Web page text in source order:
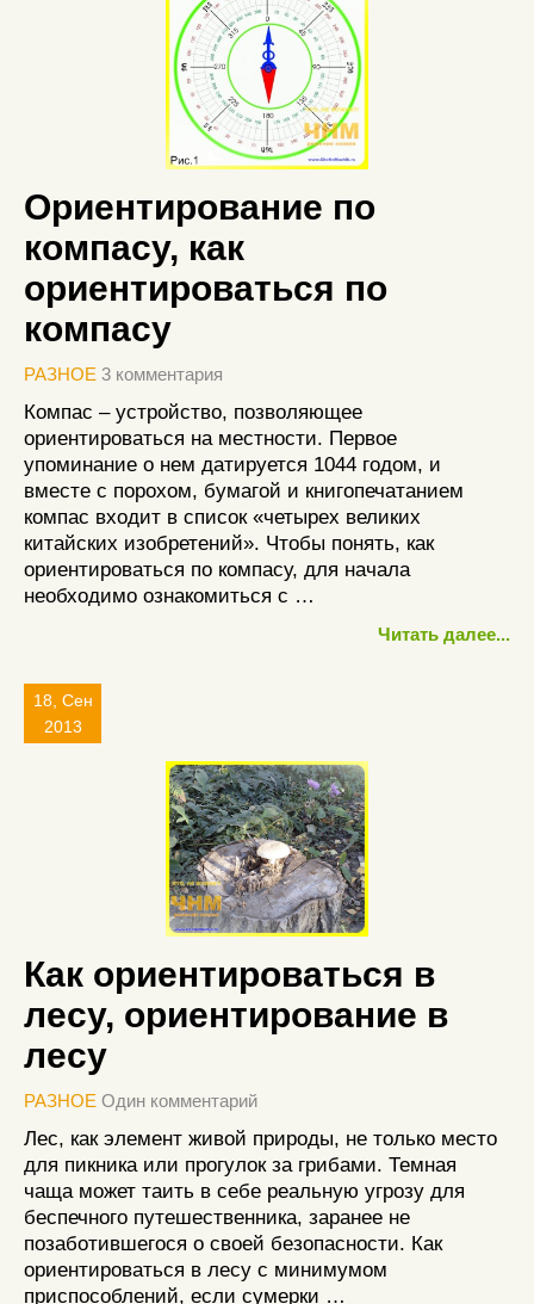
Ориентирование по
компасу, как
ориентироваться по
компасу
РАЗНОЕ 3 комментария
Компас – устройство, позволяющее
ориентироваться на местности. Первое
упоминание о нем датируется 1044 годом, и
вместе с порохом, бумагой и книгопечатанием
компас входит в список «четырех великих
китайских изобретений». Чтобы понять, как
ориентироваться по компасу, для начала
необходимо ознакомиться с …
Читать далее...
18, Сен
2013
Как ориентироваться в
лесу, ориентирование в
лесу
РАЗНОЕ Один комментарий
Лес, как элемент живой природы, не только место
для пикника или прогулок за грибами. Темная
чаща может таить в себе реальную угрозу для
беспечного путешественника, заранее не
позаботившегося о своей безопасности. Как
ориентироваться в лесу с минимумом
приспособлений, если сумерки …